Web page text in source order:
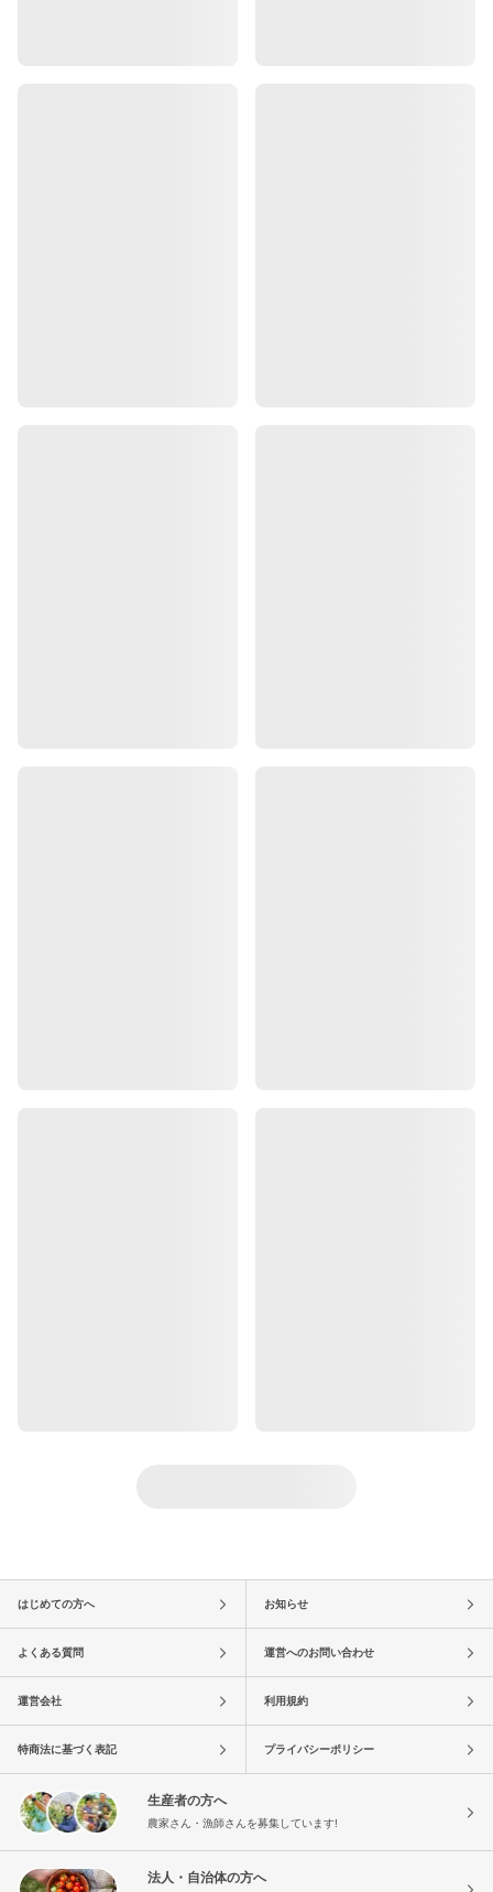
はじめての方へ お知らせ
よくある質問 運営へのお問い合わせ
運営会社 利用規約
特商法に基づく表記 プライバシーポリシー
生産者の方へ
農家さん・漁師さんを募集しています!
法人・自治体の方へ